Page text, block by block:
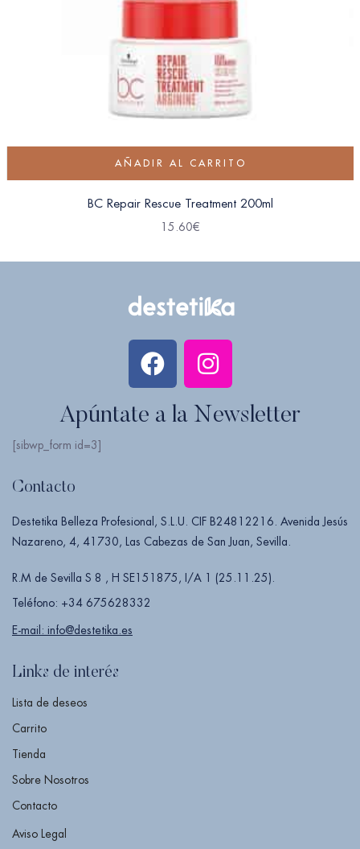
AÑADIR AL CARRITO
BC Repair Rescue Treatment 200ml
15.60€
Apúntate a la Newsletter
[sibwp_form id=3]
Contacto
Destetika Belleza Profesional, S.L.U. CIF B24812216. Avenida Jesús
Nazareno, 4, 41730, Las Cabezas de San Juan, Sevilla.
R.M de Sevilla S 8 , H SE151875, I/A 1 (25.11.25).
Teléfono: +34 675628332
E-mail: info@destetika.es
Links de interés
Lista de deseos
Carrito
Tienda
Sobre Nosotros
Contacto
Aviso Legal